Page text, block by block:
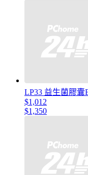
LP33 益生菌膠囊
$1,012
$1,350